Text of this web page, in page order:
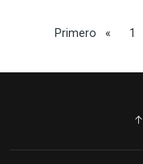
Primero « 1